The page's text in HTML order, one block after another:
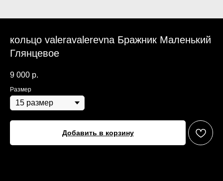
кольцо valeravalerevna Бражник Маленький
Глянцевое
9 000 р.
Размер
Добавить в корзину